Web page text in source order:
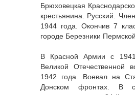
Брюховецкая
крестьянина. Русский.
1944 года. Окончив 7
городе Березники
В Красной Армии с
Великой Отечественной
1942 года. Воевал на
Донском фронтах. В